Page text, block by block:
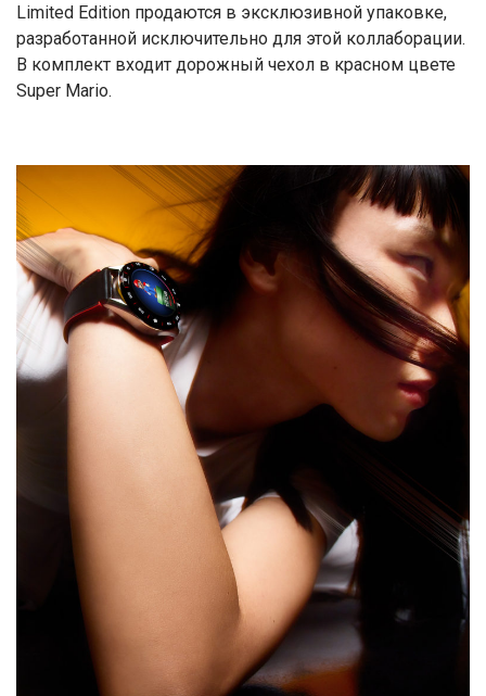
Limited Edition продаются в эксклюзивной упаковке,
разработанной исключительно для этой коллаборации.
В комплект входит дорожный чехол в красном цвете
Super Mario.